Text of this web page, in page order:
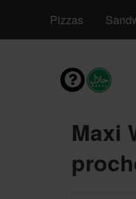
Pizzas
Maxi